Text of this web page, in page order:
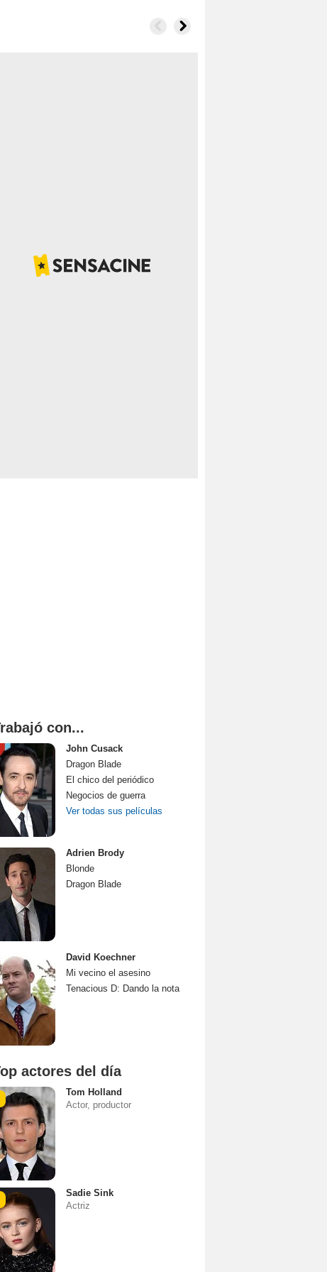
con...
John Cusack
Dragon Blade
El chico del periódico
Negocios de guerra
Ver todas sus películas
Adrien Brody
Blonde
Dragon Blade
David Koechner
Mi vecino el asesino
Tenacious D: Dando la nota
actores del día
Tom Holland
Actor, productor
Sadie Sink
Actriz